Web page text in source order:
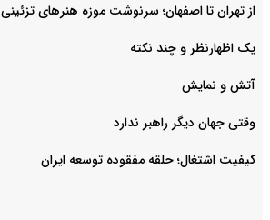
از تهران تا اصفهان؛ سرنوشت موزه هنرهای تزئینی
یک اظهارنظر و چند نکته
آتش و نمایش
وقتی جهان دیگر راهبر ندارد
کیفیت اشتغال؛ حلقه مفقوده توسعه ایران